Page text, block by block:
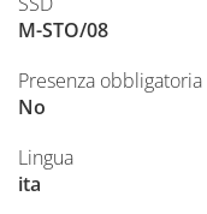
M-STO/08
Presenza obbligatoria
No
Lingua
ita